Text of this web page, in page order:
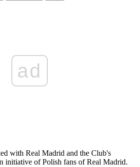
ad
with Real Madrid and the Club's
initiative of Polish fans of Real Madrid.